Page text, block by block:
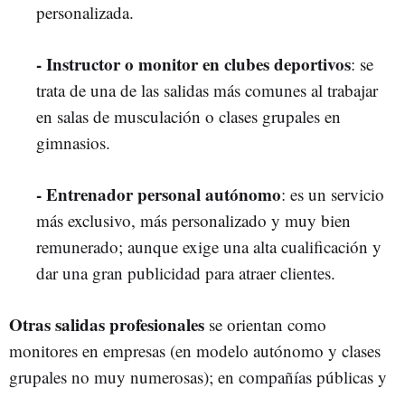
personalizada.
- Instructor o monitor en clubes deportivos: se
trata de una de las salidas más comunes al trabajar
en salas de musculación o clases grupales en
gimnasios.
- Entrenador personal autónomo: es un servicio
más exclusivo, más personalizado y muy bien
remunerado; aunque exige una alta cualificación y
dar una gran publicidad para atraer clientes.
Otras salidas profesionales se orientan como
monitores en empresas (en modelo autónomo y clases
grupales no muy numerosas); en compañías públicas y